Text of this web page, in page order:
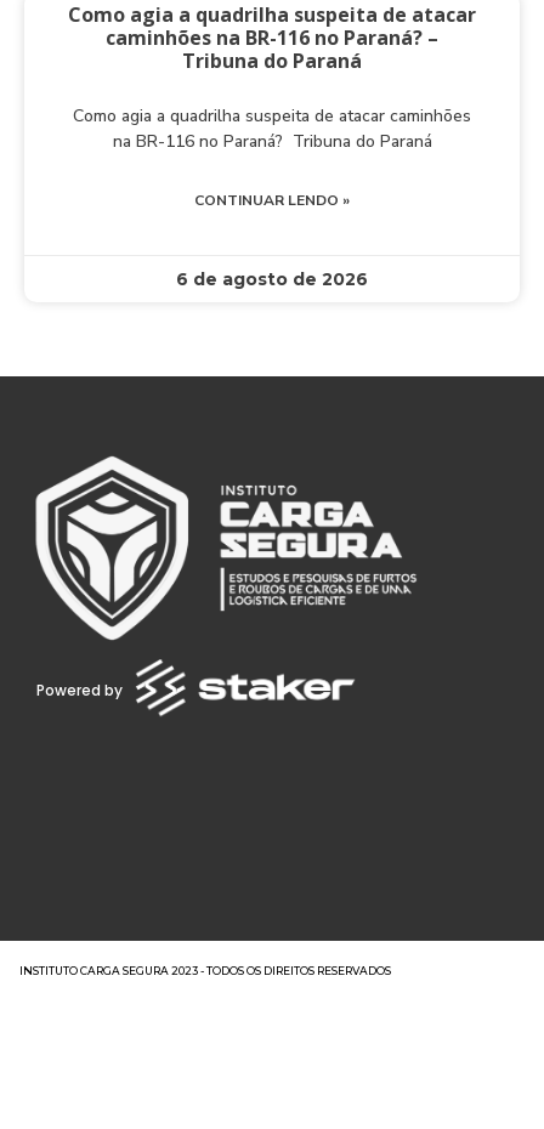
Como agia a quadrilha suspeita de atacar
caminhões na BR-116 no Paraná? –
Tribuna do Paraná
Como agia a quadrilha suspeita de atacar caminhões
na BR-116 no Paraná? Tribuna do Paraná
CONTINUAR LENDO »
6 de agosto de 2026
Powered by
INSTITUTO CARGA SEGURA 2023 - TODOS OS DIREITOS RESERVADOS